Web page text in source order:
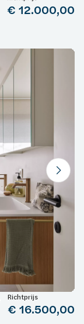
€ 12.000,00
Richtprijs
€ 16.500,00